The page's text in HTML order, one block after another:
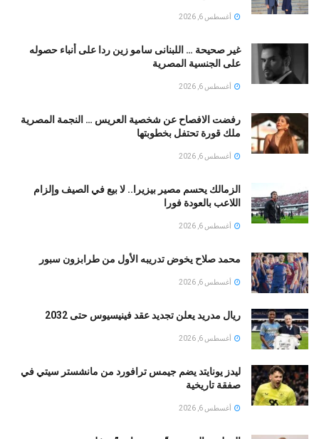
أغسطس 6, 2026
غير صحيحة … اللبنانى سامو زين ردا على أنباء حصوله
على الجنسية المصرية
أغسطس 6, 2026
رفضت الافصاح عن شخصية العريس … النجمة المصرية
ملك قورة تحتفل بخطوبتها
أغسطس 6, 2026
الزمالك يحسم مصير بيزيرا.. لا بيع في الصيف وإلزام
اللاعب بالعودة فورا
أغسطس 6, 2026
محمد صلاح يخوض تدريبه الأول من طرابزون سبور
أغسطس 6, 2026
ريال مدريد يعلن تجديد عقد فينيسيوس حتى 2032
أغسطس 6, 2026
ليدز يونايتد يضم جيمس ترافورد من مانشستر سيتي في
صفقة تاريخية
أغسطس 6, 2026